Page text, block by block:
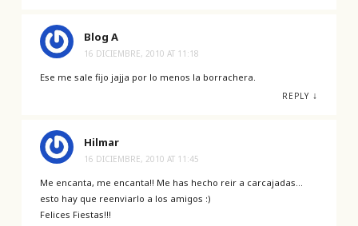
Blog A
16 DICIEMBRE, 2010 AT 11:18
Ese me sale fijo jajja por lo menos la borrachera.
REPLY ↓
Hilmar
16 DICIEMBRE, 2010 AT 11:45
Me encanta, me encanta!! Me has hecho reir a carcajadas…
esto hay que reenviarlo a los amigos :)
Felices Fiestas!!!